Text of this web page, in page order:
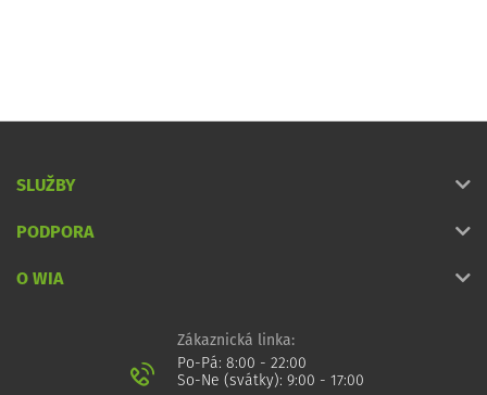
SLUŽBY
PODPORA
O WIA
Zákaznická linka:
Po-Pá: 8:00 - 22:00
So-Ne (svátky): 9:00 - 17:00